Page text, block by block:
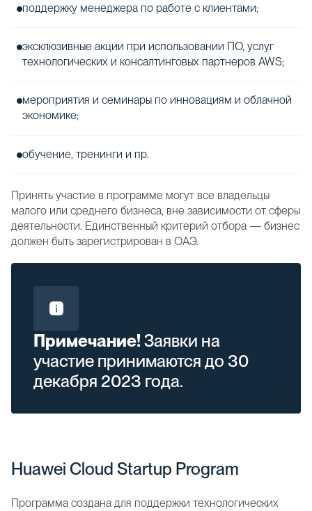
поддержку менеджера по работе с клиентами;
эксклюзивные акции при использовании ПО, услуг
технологических и консалтинговых партнеров AWS;
мероприятия и семинары по инновациям и облачной
экономике;
обучение, тренинги и пр.
Принять участие в программе могут все владельцы
малого или среднего бизнеса, вне зависимости от сферы
деятельности. Единственный критерий отбора — бизнес
должен быть зарегистрирован в ОАЭ.
Примечание! Заявки на
участие принимаются до 30
декабря 2023 года.
Huawei Cloud Startup Program
Программа создана для поддержки технологических